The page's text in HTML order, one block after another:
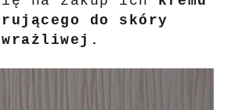
do skóry
wrażliwej.